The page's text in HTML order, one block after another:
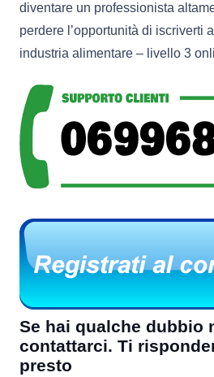
diventare un professionista
perdere l’opportunità di iscriverti
industria alimentare – livello 3
Se hai qualche dubbio
contattarci. Ti
presto